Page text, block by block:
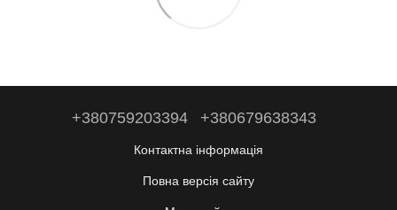
+380759203394 +380679638343
Контактна інформація
Повна версія сайту